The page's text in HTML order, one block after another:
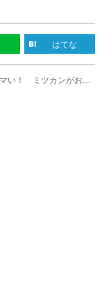
はてな
い！ ミツカンがおす
しすぎてズルい！」